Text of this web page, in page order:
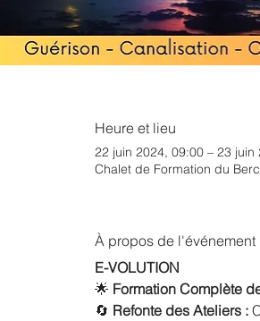
Heure et lieu
22 juin 2024, 09:00 – 23 juin
Chalet de Formation du
À propos de l'événement
E-VOLUTION
🌟 Formation Complète
🔄 Refonte des Ateliers :